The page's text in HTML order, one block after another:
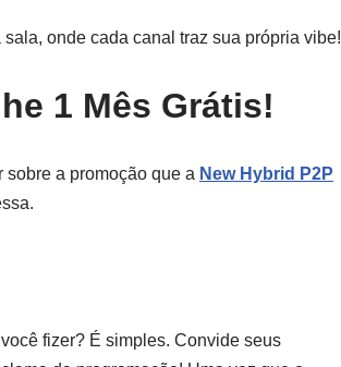
onde cada canal traz sua própria vibe!
1 Mês Grátis!
a promoção que a New Hybrid P2P
fizer? É simples. Convide seus